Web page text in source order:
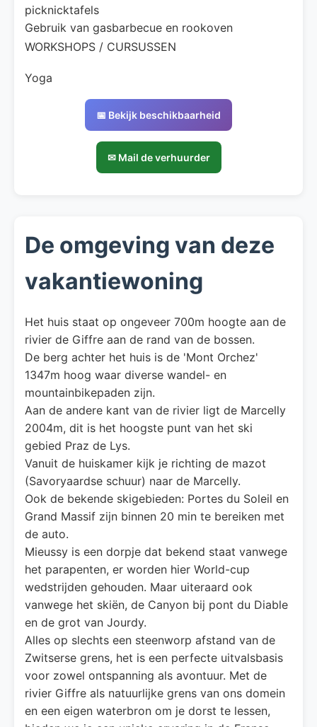
picknicktafels
Gebruik van gasbarbecue en rookoven
WORKSHOPS / CURSUSSEN
Yoga
📅 Bekijk beschikbaarheid
✉ Mail de verhuurder
De omgeving van deze
vakantiewoning
Het huis staat op ongeveer 700m hoogte aan de
rivier de Giffre aan de rand van de bossen.
De berg achter het huis is de 'Mont Orchez'
1347m hoog waar diverse wandel- en
mountainbikepaden zijn.
Aan de andere kant van de rivier ligt de Marcelly
2004m, dit is het hoogste punt van het ski
gebied Praz de Lys.
Vanuit de huiskamer kijk je richting de mazot
(Savoryaardse schuur) naar de Marcelly.
Ook de bekende skigebieden: Portes du Soleil en
Grand Massif zijn binnen 20 min te bereiken met
de auto.
Mieussy is een dorpje dat bekend staat vanwege
het parapenten, er worden hier World-cup
wedstrijden gehouden. Maar uiteraard ook
vanwege het skiën, de Canyon bij pont du Diable
en de grot van Jourdy.
Alles op slechts een steenworp afstand van de
Zwitserse grens, het is een perfecte uitvalsbasis
voor zowel ontspanning als avontuur. Met de
rivier Giffre als natuurlijke grens van ons domein
en een eigen waterbron om je dorst te lessen,